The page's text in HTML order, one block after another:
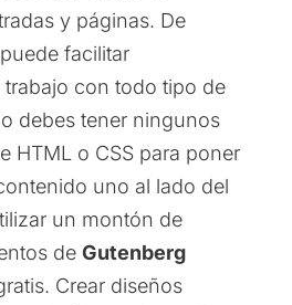
y páginas. De
facilitar
trabajo con todo tipo de
debes tener ningunos
HTML o CSS para poner
uno al lado del
un montón de
de Gutenberg
Crear diseños